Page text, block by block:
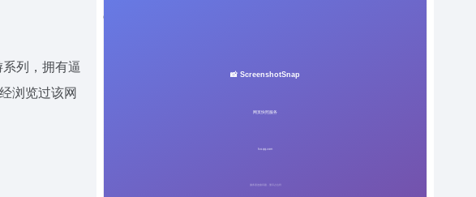
列，拥有逼
浏览过该网